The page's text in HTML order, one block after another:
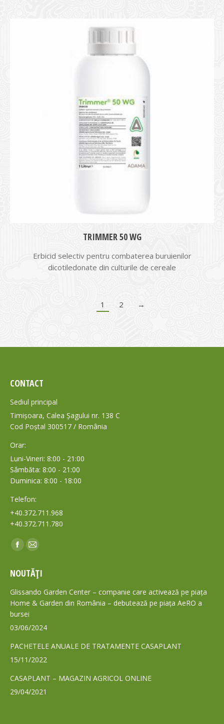
TRIMMER 50 WG
Erbicid selectiv pentru combaterea buruienilor
dicotiledonate din culturile de cereale
1 2 →
CONTACT
Sediul principal
Timișoara, Calea Șagului nr. 138 C
Cod Poștal 300517 / România
Orar:
Luni-Vineri: 8:00 - 21:00
Sâmbăta: 8:00 - 21:00
Duminica: 8:00 - 18:00
Telefon:
+40.372.711.968
+40.372.711.780
Find us on:
Facebook
opens
in
new
window
Mail
opens
in
new
NOUTĂȚI
Glissando Garden Center – companie care activează pe piața
Home & Garden din România – debutează pe piața AeRO a
bursei
03/06/2024
PACHETELE ANUALE DE TRATAMENTE CASAPLANT
15/11/2022
CASAPLANT – MAGAZIN AGRICOL ONLINE
29/04/2021